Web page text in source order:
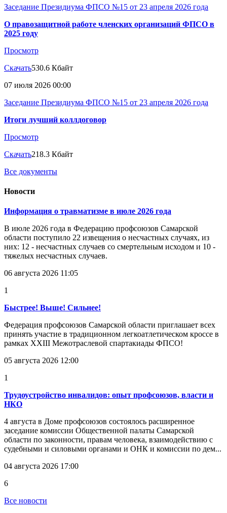
Заседание Президиума ФПСО №15 от 23 апреля 2026 года
О правозащитной работе членских организаций ФПСО в
2025 году
Просмотр
Скачать530.6 Кбайт
07 июля 2026 00:00
Заседание Президиума ФПСО №15 от 23 апреля 2026 года
Итоги лучший коллдоговор
Просмотр
Скачать218.3 Кбайт
Все документы
Новости
Информация о травматизме в июле 2026 года
В июле 2026 года в Федерацию профсоюзов Самарской
области поступило 22 извещения о несчастных случаях, из
них: 12 - несчастных случаев со смертельным исходом и 10 -
тяжелых несчастных случаев.
06 августа 2026 11:05
1
Быстрее! Выше! Сильнее!
Федерация профсоюзов Самарской области приглашает всех
принять участие в традиционном легкоатлетическом кроссе в
рамках XXIII Межотраслевой спартакиады ФПСО!
05 августа 2026 12:00
1
Трудоустройство инвалидов: опыт профсоюзов, власти и
НКО
4 августа в Доме профсоюзов состоялось расширенное
заседание комиссии Общественной палаты Самарской
области по законности, правам человека, взаимодействию с
судебными и силовыми органами и ОНК и комиссии по дем...
04 августа 2026 17:00
6
Все новости